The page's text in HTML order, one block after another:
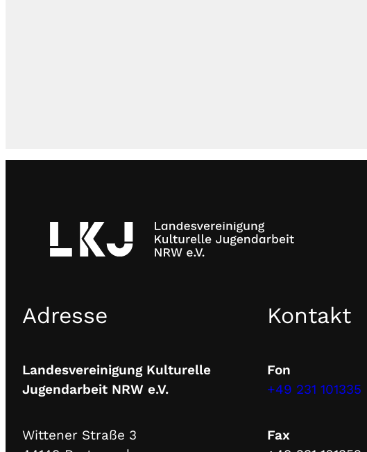
Adresse
Landesvereinigung Kulturelle
Jugendarbeit NRW e.V.
Wittener Straße 3
Kontakt
Fon
+49 231 101335
Fax